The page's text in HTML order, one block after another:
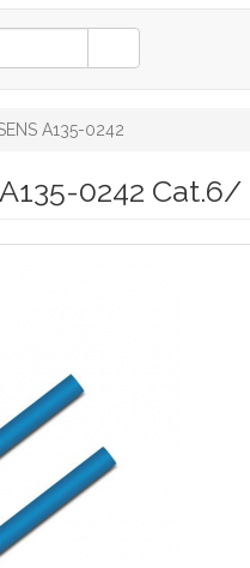
A135-0242
0242